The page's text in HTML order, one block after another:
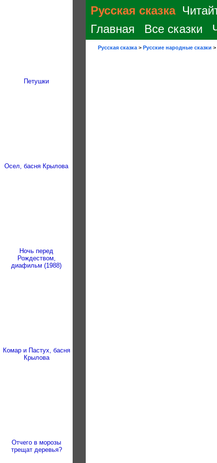
Петушки
Осел, басня Крылова
Ночь перед
Рождеством,
диафильм (1988)
Комар и Пастух, басня
Крылова
Отчего в морозы
трещат деревья?
Русская сказка
Главная
Все сказки
Русская сказка > Русские народные сказки >